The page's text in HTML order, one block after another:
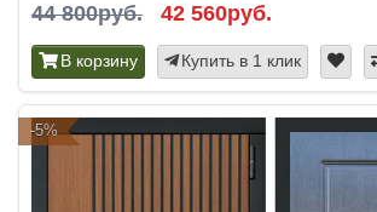
44 800руб. 42 560руб.
В корзину Купить в 1 клик
-5%